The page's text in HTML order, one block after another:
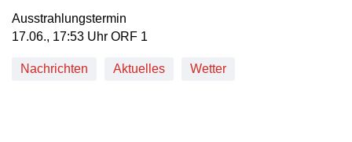
Ausstrahlungstermin
17. Juni, 17:53 Uhr in ORF 1
17.06., 17:53 Uhr ORF 1
Nachrichten Aktuelles Wetter